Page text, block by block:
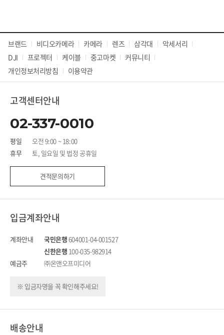
브랜드 비디오카메라 카메라 렌즈 삼각대
악세서리
DJI
프로젝터 케이블 중고마켓
커뮤니티
개인정보처리방침
이용약관
고객센터안내
02-337-0010
평일
오전 9:00 ~ 18:00
휴무
토, 일요일 및 법정 공휴일
견적문의하기
입금계좌안내
계좌안내 국민은행604001-04-001527
신한은행 100-035-982914
예금주
㈜온앤오프미디어
※ 입금자명을 꼭 확인해주세요!
배송안내